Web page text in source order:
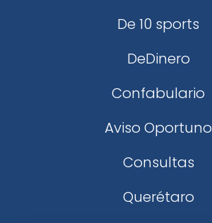
De 10 sports
DeDinero
Confabulario
Aviso Oportuno
Consultas
Querétaro